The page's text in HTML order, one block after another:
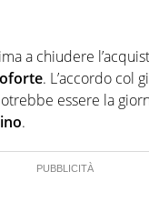
a chiudere
. L’accordo col
essere la
.